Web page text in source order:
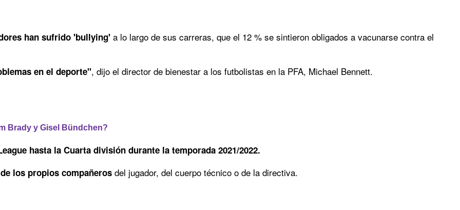
han sufrido 'bullying' a lo largo de sus carreras, que el 12 % se sintieron obligados a vacunarse contra el
en el deporte", dijo el director de bienestar a los futbolistas en la PFA, Michael Bennett.
Brady y Gisel Bündchen?
hasta la Cuarta división durante la temporada 2021/2022.
los propios compañeros del jugador, del cuerpo técnico o de la directiva.